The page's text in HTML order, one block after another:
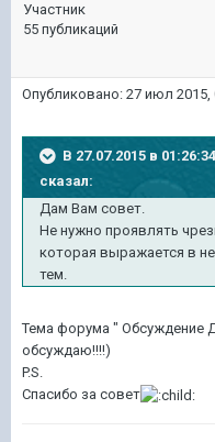
Участник
55 публикаций
Опубликовано: 27 июл 2015,
В 27.07.2015 в
сказал:
Дам Вам совет.
Не нужно проявлять
которая выражается в
тем.
Тема форума " Обсуждение
обсуждаю!!!!)
P.S.
Спасибо за совет